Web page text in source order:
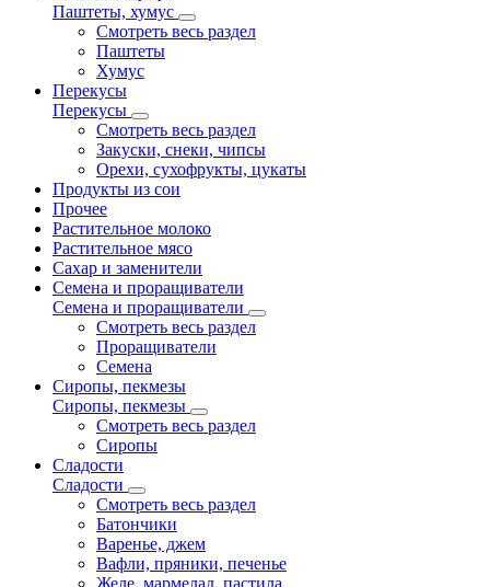
Паштеты, хумус
Смотреть весь раздел
Паштеты
Хумус
Перекусы
Перекусы
Смотреть весь раздел
Закуски, снеки, чипсы
Орехи, сухофрукты, цукаты
Продукты из сои
Прочее
Растительное молоко
Растительное мясо
Сахар и заменители
Семена и проращиватели
Семена и проращиватели
Смотреть весь раздел
Проращиватели
Семена
Сиропы, пекмезы
Сиропы, пекмезы
Смотреть весь раздел
Сиропы
Сладости
Сладости
Смотреть весь раздел
Батончики
Варенье, джем
Вафли, пряники, печенье
Желе, мармелад, пастила